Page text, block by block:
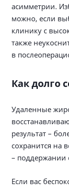
асимметрии.
можно, если
клинику с
также
в
Как долго
Удаленные
результат –
сохранится на
– поддержании
Если вас